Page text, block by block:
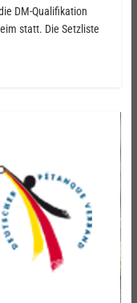
DM-Qualifikation
statt. Die Setzliste